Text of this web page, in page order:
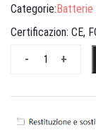
Categorie:Batterie
Certificazion: CE,
+
-